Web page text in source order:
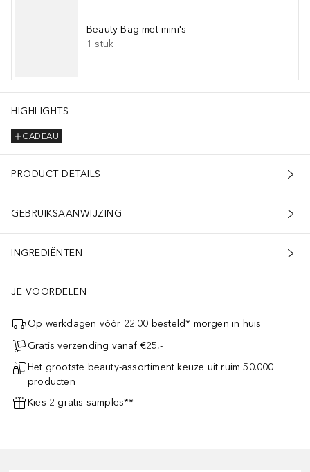
Beauty Bag met mini's
1 stuk
HIGHLIGHTS
CADEAU
PRODUCT DETAILS
GEBRUIKSAANWIJZING
INGREDIËNTEN
droog en buiten bereik van jonge kinderen bewaren.
JE VOORDELEN
Op werkdagen vóór 22:00 besteld* morgen in huis
Gratis verzending vanaf €25,-
Het grootste beauty-assortiment keuze uit ruim 50.000
producten
Kies 2 gratis samples**